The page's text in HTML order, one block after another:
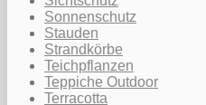
Sonnenschutz
Stauden
Strandkörbe
Teichpflanzen
Teppiche Outdoor
Terracotta